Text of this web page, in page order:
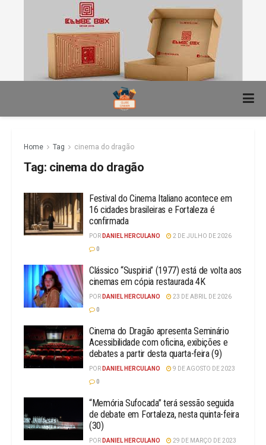
Home Tag cinema do dragão
Tag: cinema do dragão
Festival do Cinema Italiano acontece em
16 cidades brasileiras e Fortaleza é
confirmada
POR DANIEL HERCULANO
2 DE JULHO DE 2026
0
Clássico “Suspiria” (1977) está de volta aos
cinemas em cópia restaurada 4K
POR DANIEL HERCULANO
23 DE ABRIL DE 2026
0
Cinema do Dragão apresenta Seminário
Acessibilidade com oficina, exibições e
debates a partir desta quarta-feira (9)
POR DANIEL HERCULANO
9 DE AGOSTO DE 2023
0
“Memória Sufocada” terá sessão seguida
de debate em Fortaleza, nesta quinta-feira
(30)
POR DANIEL HERCULANO
29 DE MARÇO DE 2023